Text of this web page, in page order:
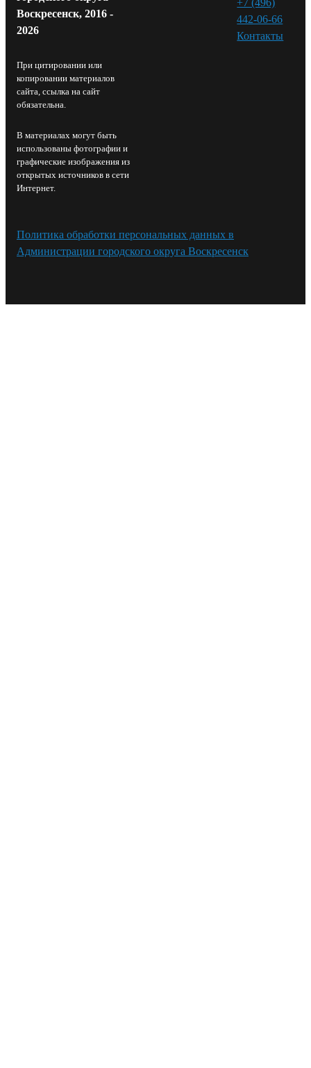
Воскресенск, 2016 -
2026
При цитировании или
копировании материалов
сайта, ссылка на сайт
обязательна.
В материалах могут быть
использованы фотографии и
графические изображения из
открытых источников в сети
Интернет.
442-06-66
Контакты⁠
Политика обработки персональных данных в
Администрации городского округа Воскресенск